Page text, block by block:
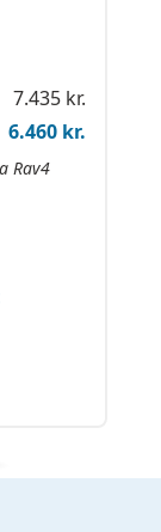
7.435 kr.
6.460 kr.
Rav4